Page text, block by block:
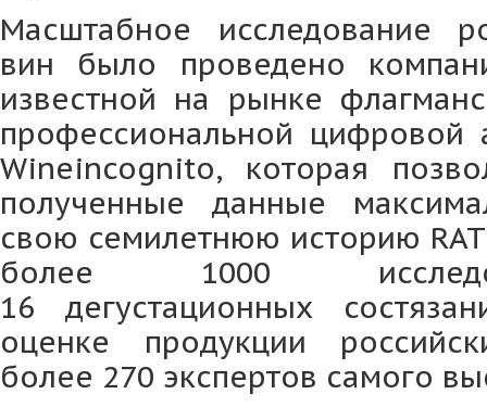
Масштабное исследование
вин было проведено
известной на рынке
профессиональной цифровой
Wineincognito, которая
полученные данные
свою семилетнюю историю
более 1000
16 дегустационных
оценке продукции
более 270 экспертов самого